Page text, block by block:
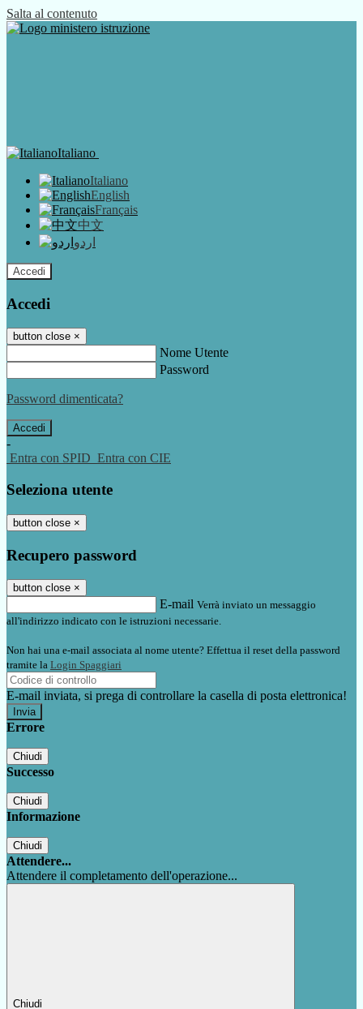
Salta al contenuto
Italiano
Italiano
English
Français
中文
اردو
Accedi
Accedi
button close ×
Nome Utente
Password
Password dimenticata?
-
Entra con SPID Entra con CIE
Seleziona utente
button close ×
Recupero password
button close ×
E-mail Verrà inviato un messaggio
all'indirizzo indicato con le istruzioni necessarie.
Non hai una e-mail associata al nome utente? Effettua il reset della password
tramite la Login Spaggiari
E-mail inviata, si prega di controllare la casella di posta elettronica!
Errore
Chiudi
Successo
Chiudi
Informazione
Chiudi
Attendere...
Attendere il completamento dell'operazione...
Chiudi